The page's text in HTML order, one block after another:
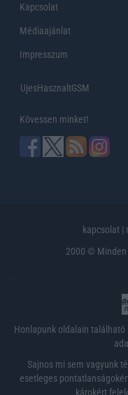
Kapcsolat
Médiaajánlat
Impresszum
UjesHasznaltGSM
Kövessen minket!
kapcsolat |
2000 © Minden
Honlapunk oldalain
Sajnos mi sem vagyunk
esetleges
károkért